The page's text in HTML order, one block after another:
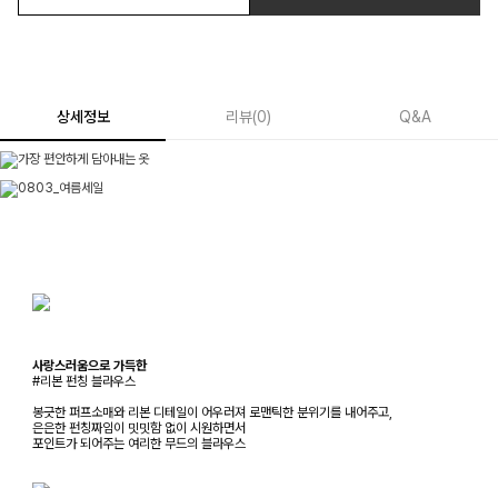
상세정보 리뷰(0) Q&A
사랑스러움으로 가득한
#리본 펀칭 블라우스
봉긋한 퍼프소매와 리본 디테일이 어우러져 로맨틱한 분위기를 내어주고,
은은한 펀칭짜임이 밋밋함 없이 시원하면서
포인트가 되어주는 여리한 무드의 블라우스